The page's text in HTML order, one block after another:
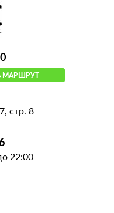
МАРШРУТ
стр. 8
22:00